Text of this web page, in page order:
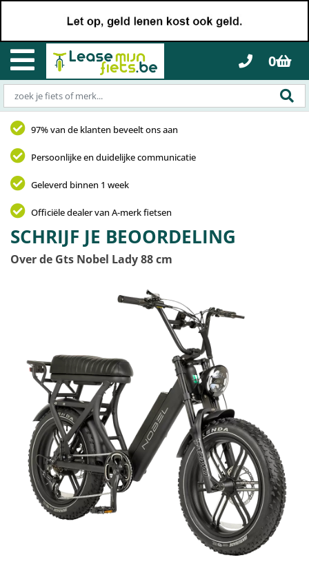
0
97% van de klanten beveelt ons aan
Persoonlijke en duidelijke communicatie
Geleverd binnen 1 week
Officiële dealer van A-merk fietsen
SCHRIJF JE BEOORDELING
Over de Gts Nobel Lady 88 cm